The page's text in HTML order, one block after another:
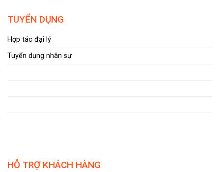
TUYỂN DỤNG
Hợp tác đại lý
Tuyển dụng nhân sự
HỖ TRỢ KHÁCH HÀNG